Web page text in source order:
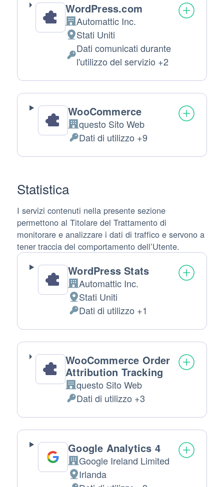
WordPress.com
Azienda:
Automattic Inc.
Luogo
del
trattamento:
Stati Uniti
Dati
Dati comunicati durante
l'utilizzo del servizio +2
WooCommerce
Azienda:
questo Sito Web
Dati
Personali
Dati di utilizzo +9
Statistica
I servizi contenuti nella presente sezione
permettono al Titolare del Trattamento di
monitorare e analizzare i dati di traffico e servono a
tener traccia del comportamento dell’Utente.
WordPress Stats
Azienda:
Automattic Inc.
Luogo
del
trattamento:
Stati Uniti
Dati
Personali
trattati:
Dati di utilizzo +1
WooCommerce Order
Attribution Tracking
Azienda:
questo Sito Web
Dati
Personali
trattati:
Dati di utilizzo +3
Google Analytics 4
Azienda:
Google Ireland Limited
Luogo
Irlanda